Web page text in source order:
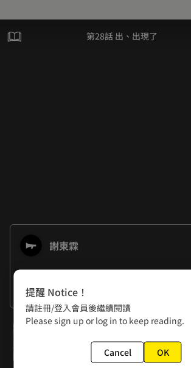
第28話 出、出現了
謝東霖
留下五星好評吧！對，就是在說你！
下一話
第29話 一星負評！
提醒 Notice！
請註冊/登入會員後繼續閱讀
Please sign up or log in to keep reading.
Cancel OK